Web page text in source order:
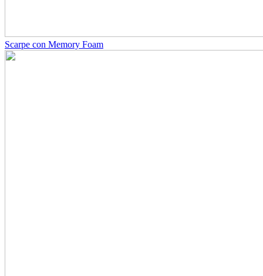
Scarpe con Memory Foam